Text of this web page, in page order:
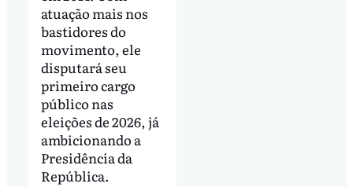
atuação mais nos
bastidores do
movimento, ele
disputará seu
primeiro cargo
público nas
eleições de 2026, já
ambicionando a
Presidência da
República.